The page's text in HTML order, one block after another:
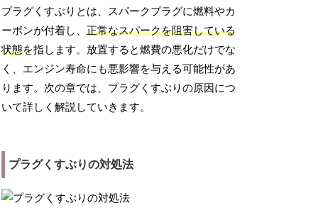
プラグくすぶりとは、スパークプラグに燃料やカ
ーボンが付着し、正常なスパークを阻害している
状態を指します。放置すると燃費の悪化だけでな
く、エンジン寿命にも悪影響を与える可能性があ
ります。次の章では、プラグくすぶりの原因につ
いて詳しく解説していきます。
プラグくすぶりの対処法